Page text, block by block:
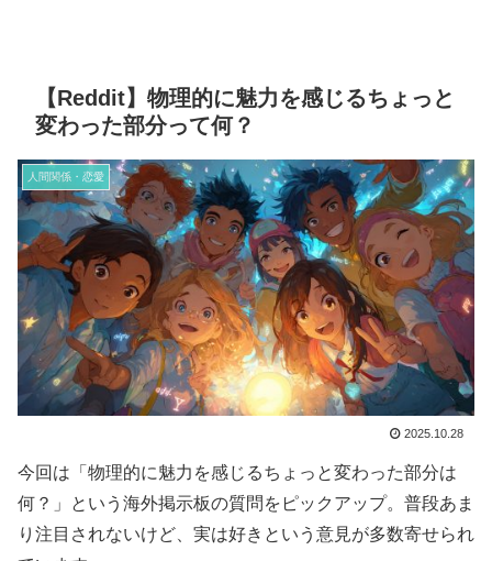
【Reddit】物理的に魅力を感じるちょっと
変わった部分って何？
人間関係・恋愛
2025.10.28
今回は「物理的に魅力を感じるちょっと変わった部分は
何？」という海外掲示板の質問をピックアップ。普段あま
り注目されないけど、実は好きという意見が多数寄せられ